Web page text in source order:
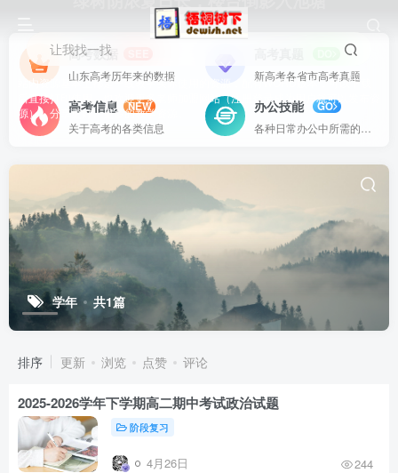
让我找一找
站内资源基本上都是一线教学实际使用的资源，配有WORD版本，可以下载
后直接打印使用。也欢迎更多老师加盟网站（注册登录成为用户就可以发布资
源），分享更好、更多的教学资源。
高考数据
山东高考历年来的数据
新高考各省市高考真题
高考信息
NEW
关于高考的各类信息
办公技能
GO
学年 共1篇
排序 更新 浏览 点赞 评论
2025-2026学年下学期高二期中考试政治试题
阶段复习
4月26日 244